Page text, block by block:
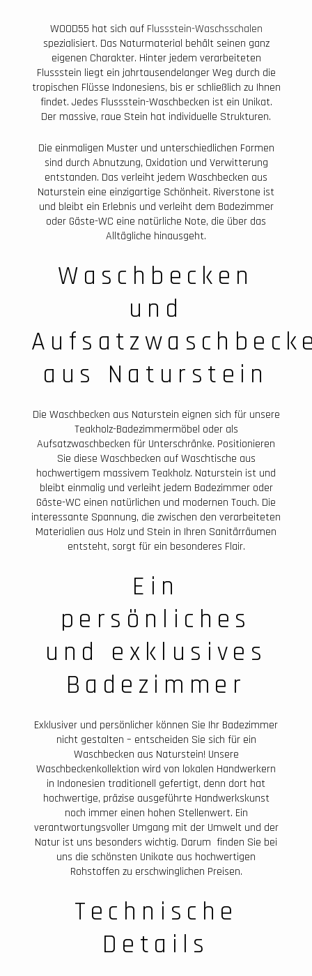
WOOD55 hat sich auf Flussstein-Waschsschalen
spezialisiert. Das Naturmaterial behält seinen ganz
eigenen Charakter. Hinter jedem verarbeiteten
Flussstein liegt ein jahrtausendelanger Weg durch die
tropischen Flüsse Indonesiens, bis er schließlich zu Ihnen
findet. Jedes Flussstein-Waschbecken ist ein Unikat.
Der massive, raue Stein hat individuelle Strukturen.
Die einmaligen Muster und unterschiedlichen Formen
sind durch Abnutzung, Oxidation und Verwitterung
entstanden. Das verleiht jedem Waschbecken aus
Naturstein eine einzigartige Schönheit. Riverstone ist
und bleibt ein Erlebnis und verleiht dem Badezimmer
oder Gäste-WC eine natürliche Note, die über das
Alltägliche hinausgeht.
Waschbecken
und
aus Naturstein
Die Waschbecken aus Naturstein eignen sich für unsere
Teakholz-Badezimmermöbel oder als
Aufsatzwaschbecken für Unterschränke. Positionieren
Sie diese Waschbecken auf Waschtische aus
hochwertigem massivem Teakholz. Naturstein ist und
bleibt einmalig und verleiht jedem Badezimmer oder
Gäste-WC einen natürlichen und modernen Touch. Die
interessante Spannung, die zwischen den verarbeiteten
Materialien aus Holz und Stein in Ihren Sanitärräumen
entsteht, sorgt für ein besonderes Flair.
Ein
persönliches
und exklusives
Badezimmer
Exklusiver und persönlicher können Sie Ihr Badezimmer
nicht gestalten – entscheiden Sie sich für ein
Waschbecken aus Naturstein! Unsere
Waschbeckenkollektion wird von lokalen Handwerkern
in Indonesien traditionell gefertigt, denn dort hat
hochwertige, präzise ausgeführte Handwerkskunst
noch immer einen hohen Stellenwert. Ein
verantwortungsvoller Umgang mit der Umwelt und der
Natur ist uns besonders wichtig. Darum finden Sie bei
uns die schönsten Unikate aus hochwertigen
Rohstoffen zu erschwinglichen Preisen.
Technische
Details